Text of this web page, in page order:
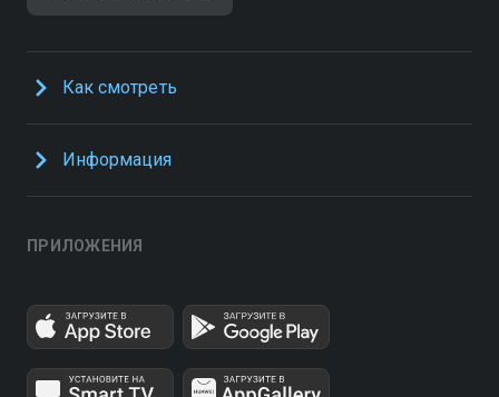
Как смотреть
Информация
ПРИЛОЖЕНИЯ